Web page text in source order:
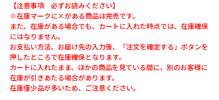
【注意事項 必ずお読みください】
※在庫マークに×がある商品は完売です。
また、在庫がある場合でも、カートに入れた時点では、在庫確保
にはなりません。
お支払い方法、お届け先の入力後、「注文を確定する」ボタンを
押したところで在庫確保となります。
カートに入れたまま、ほかの商品を見ている間に、別のお客様に
在庫が引きあたる場合があります。
在庫僅少品が多いため、ご注意ください。